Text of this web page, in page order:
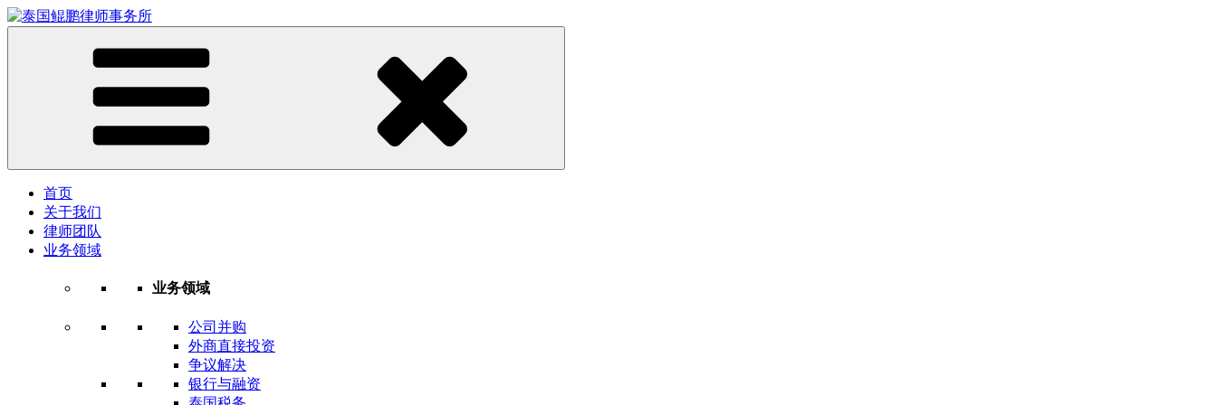
首页
关于我们
律师团队
业务领域
业务领域
公司并购
外商直接投资
争议解决
银行与融资